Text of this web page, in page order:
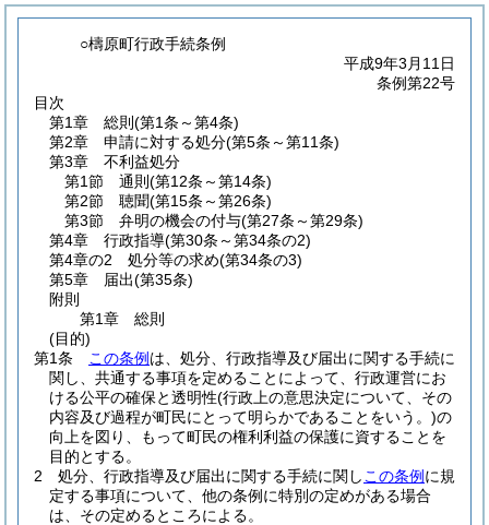
○檮原町行政手続条例
平成9年3月11日
条例第22号
目次
第1章
総則 (第1条～第4条)
第2章
申請に対する処分(第5条～第11条)
第3章
不利益処分
第1節
通則 (第12条～第14条)
第2節
聴聞(第15条～第26条)
第3節
弁明の機会の付与(第27条～第29条)
第4章
行政指導(第30条～第34条の2)
第4章の2
処分等の求め(第34条の3)
第5章
届出(第35条)
附則
第1章
総則
(目的)
第1条
この条例 は、処分、行政指導及び届出に関する手続に
関し、共通する事項を定めることによって、行政運営にお
ける公平の確保と透明性(行政上の意思決定について、その
内容及び過程が町民にとって明らかであることをいう。)の
向上を図り、もって町民の権利利益の保護に資することを
目的とする。
2
処分、行政指導及び届出に関する手続に関し この条例 に規
定する事項について、他の条例に特別の定めがある場合
は、その定めるところによる。